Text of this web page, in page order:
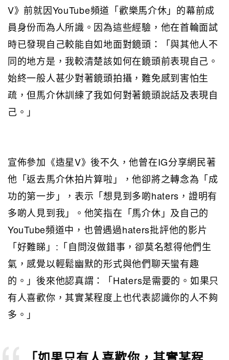
V》前就因YouTube頻道「歡樂馬介休」的幕前成
員身份而為人所識。因為這些經驗，他在首輪面試
時已發現自己較能自如地面對鏡頭：「與其他人不
同的地方是，我較清楚該如何在鏡頭前表現自己。
始終一般人甚少對著鏡頭拍攝，難免感到害怕生
疏，但馬介休訓練了我如何對著鏡頭說話及表現自
己。」
宣佈參加《造星V》後不久，他曾在IG分享網民著
他「返去馬介休拍片算啦」，他卻將之轉念為「成
功的第一步」，表示「想見到多啲haters，證明有
多啲人見到我」。他笑指在「馬介休」及自己的
YouTube頻道中，也曾遇過haters批評他的影片
「好難睇」:「自問沒做錯事，卻莫名惹得他們生
氣，感覺以輕鬆幽默的形式與他們聊天蠻有趣
的。」後來他認真謂：「Haters是需要的。如果只
有人喜歡你，其實某程度上也代表認識你的人不夠
多。」